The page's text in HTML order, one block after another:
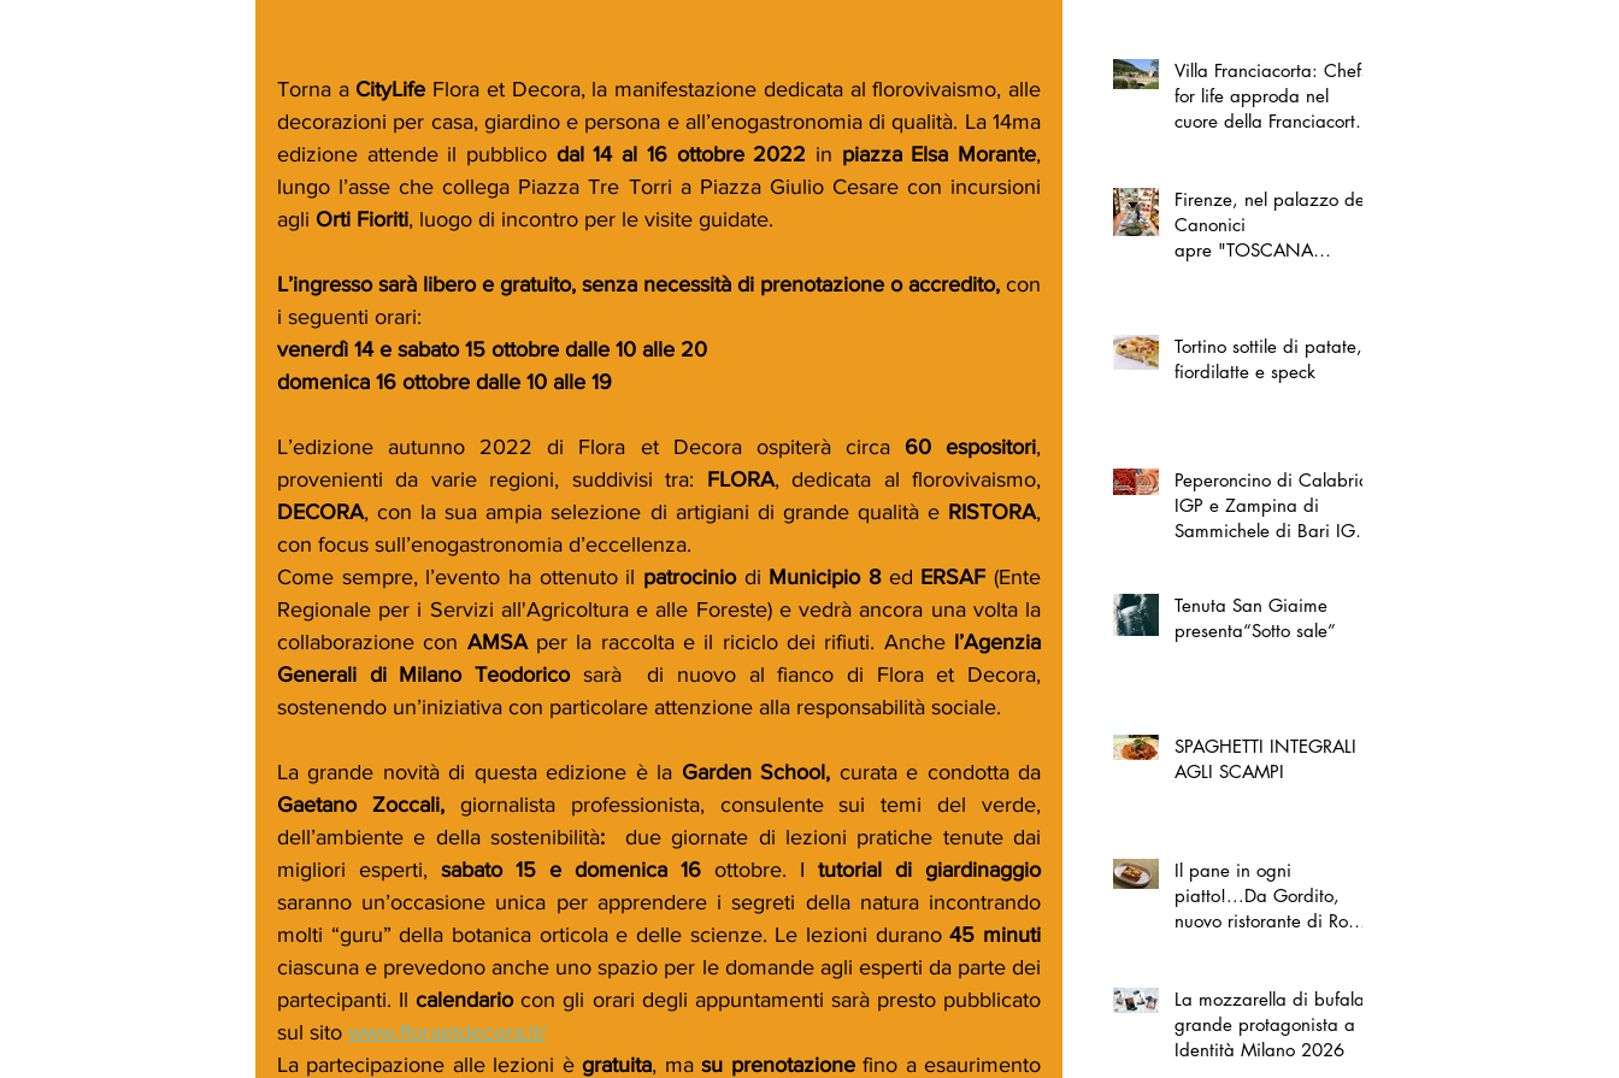
Torna a CityLife Flora et Decora, la manifestazione dedicata al florovivaismo, alle
decorazioni per casa, giardino e persona e all’enogastronomia di qualità. La 14ma
edizione attende il pubblico dal 14 al 16 ottobre 2022 in piazza Elsa Morante,
lungo l’asse che collega Piazza Tre Torri a Piazza Giulio Cesare con incursioni
agli Orti Fioriti, luogo di incontro per le visite guidate.
L’ingresso sarà libero e gratuito, senza necessità di prenotazione o accredito, con
i seguenti orari:
venerdì 14 e sabato 15 ottobre dalle 10 alle 20
domenica 16 ottobre dalle 10 alle 19
L’edizione autunno 2022 di Flora et Decora ospiterà circa 60 espositori,
provenienti da varie regioni, suddivisi tra: FLORA
DECORA, con la sua ampia selezione di artigiani di grande qualità e RISTORA,
con focus sull’enogastronomia d’eccellenza.
Come sempre, l’evento ha ottenuto il patrocinio di Municipio 8 ed ERSAF (Ente
Regionale per i Servizi all'Agricoltura e alle Foreste) e vedrà ancora una volta la
collaborazione con AMSA per la raccolta e il riciclo dei rifiuti. Anche l’Agenzia
Generali di Milano Teodorico sarà  di nuovo al fianco di Flora et Decora,
sostenendo un’iniziativa con particolare attenzione alla responsabilità sociale.
La grande novità di questa edizione è la Garden School,
Gaetano Zoccali, giornalista professionista, consulente sui temi del verde,
dell’ambiente e della sostenibilità:
  due giornate di lezioni pratiche tenute dai
migliori esperti, sabato 15 e domenica 16 ottobre. I tutorial di giardinaggio
saranno un’occasione unica per apprendere i segreti della natura incontrando
molti “guru” della botanica orticola e delle scienze. Le lezioni durano 45 minuti
ciascuna e prevedono anche uno spazio per le domande agli esperti da parte dei
partecipanti. Il calendario con gli orari degli appuntamenti sarà presto pubblicato
sul sito www.floraetdecora.it/
La partecipazione alle lezioni è gratuita, ma su prenotazione fino a esaurimento
Villa Franciacorta: Chefs
for life approda nel
cuore della Franciacorta,
Firenze, nel palazzo dei
Canonici
apre "TOSCANA
Tortino sottile di patate,
fiordilatte e speck
Peperoncino di Calabria
IGP e Zampina di
Sammichele di Bari IGP
Tenuta San Giaime
presenta“Sotto sale”
SPAGHETTI INTEGRALI
AGLI SCAMPI
Il pane in ogni
piatto!...Da Gordito,
nuovo ristorante di Roma
La mozzarella di bufala
grande protagonista a
Identità Milano 2026